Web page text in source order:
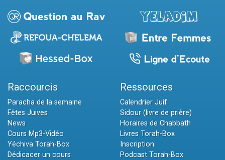
Raccourcis
Paracha de la semaine
Fêtes Juives
News
Cours Mp3-Vidéo
Yéchiva Torah-Box
Dédicacer un cours
Ressources
Calendrier Juif
Sidour (livre de prière)
Horaires de Chabbath
Livres Torah-Box
Inscription
Podcast Torah-Box